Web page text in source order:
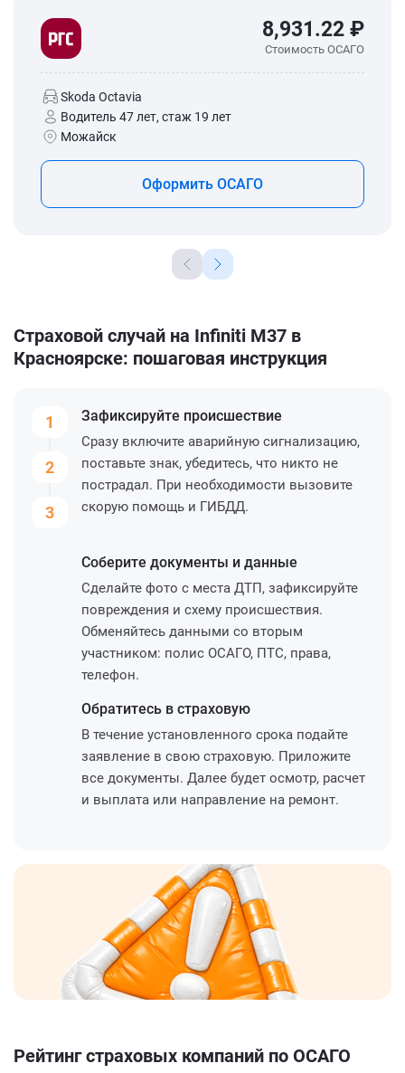
8,931.22 ₽
Стоимость ОСАГО
Skoda Octavia
Водитель 47 лет, стаж 19 лет
Можайск
Оформить ОСАГО
Страховой случай на Infiniti M37 в
Красноярске: пошаговая инструкция
1
2
3
Зафиксируйте происшествие
Сразу включите аварийную сигнализацию,
поставьте знак, убедитесь, что никто не
пострадал. При необходимости вызовите
скорую помощь и ГИБДД.
Соберите документы и данные
Сделайте фото с места ДТП, зафиксируйте
повреждения и схему происшествия.
Обменяйтесь данными со вторым
участником: полис ОСАГО, ПТС, права,
телефон.
Обратитесь в страховую
В течение установленного срока подайте
заявление в свою страховую. Приложите
все документы. Далее будет осмотр, расчет
и выплата или направление на ремонт.
Рейтинг страховых компаний по ОСАГО